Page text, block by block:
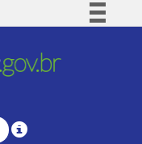
Comunica BR
Legislação